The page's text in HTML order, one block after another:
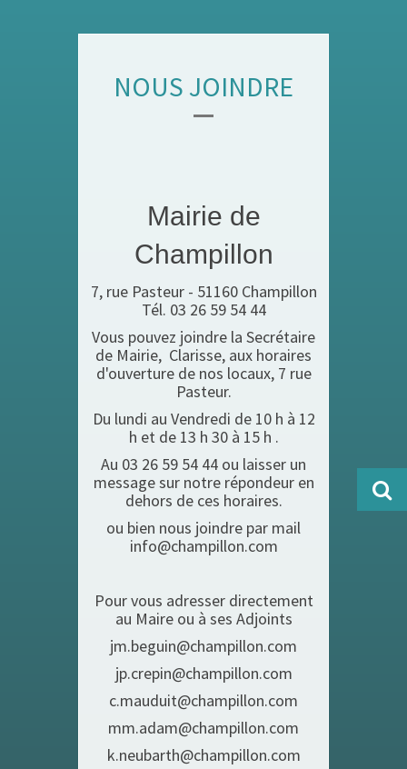
NOUS JOINDRE
Mairie de
Champillon
7, rue Pasteur - 51160 Champillon
Tél. 03 26 59 54 44
Vous pouvez joindre la Secrétaire
de Mairie, Clarisse, aux horaires
d'ouverture de nos locaux, 7 rue
Pasteur.
Du lundi au Vendredi de 10 h à 12
h et de 13 h 30 à 15 h .
Au 03 26 59 54 44 ou laisser un
message sur notre répondeur en
dehors de ces horaires.
ou bien nous joindre par mail
info@champillon.com
Pour vous adresser directement
au Maire ou à ses Adjoints
jm.beguin@champillon.com
jp.crepin@champillon.com
c.mauduit@champillon.com
mm.adam@champillon.com
k.neubarth@champillon.com